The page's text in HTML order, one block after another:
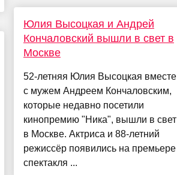
Юлия Высоцкая и Андрей
Кончаловский вышли в свет в
Москве
52-летняя Юлия Высоцкая вместе
с мужем Андреем Кончаловским,
которые недавно посетили
кинопремию "Ника", вышли в свет
в Москве. Актриса и 88-летний
режиссёр появились на премьере
спектакля ...